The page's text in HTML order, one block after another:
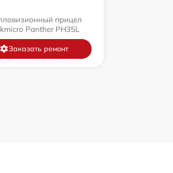
прицел
Panther PH35L
Заказать ремонт